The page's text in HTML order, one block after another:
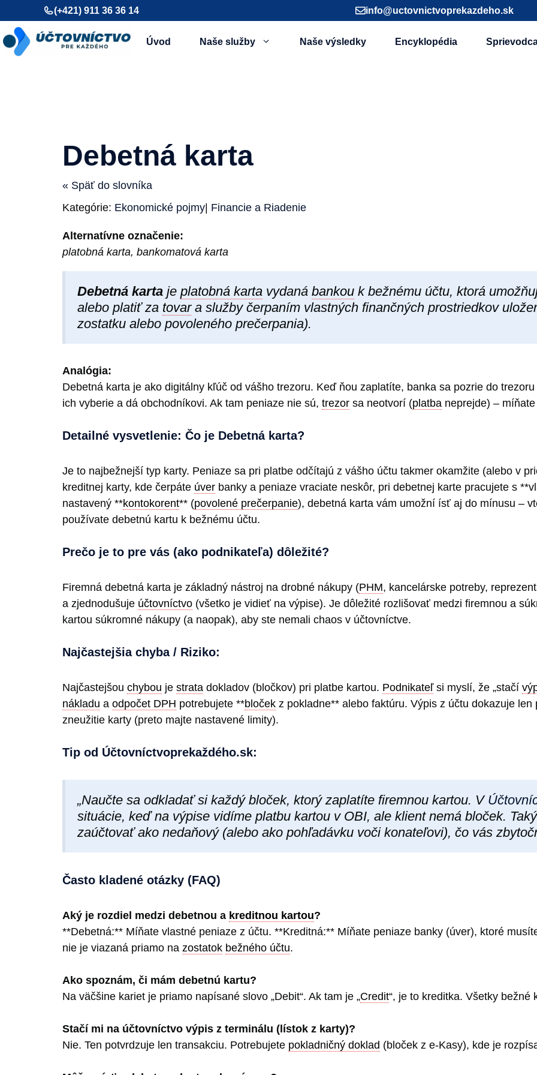
Preskočiť
na
obsah
(+421) 911 36 36 14 info@uctovnictvoprekazdeho.sk
Úvod Naše služby Naše výsledky Encyklopédia
Debetná karta
« Späť do slovníka
Kategórie: Ekonomické pojmy Financie a Riadenie
Alternatívne označenie:
platobná karta, bankomatová karta
Debetná karta je platobná karta vydaná bankou k bežnému účtu, ktorá
alebo platiť za tovara služby čerpaním vlastných finančných prostriedkov
zostatku alebo povoleného prečerpania).
Analógia:
Debetná karta je ako digitálny kľúč od vášho trezoru. Keď ňou zaplatíte, banka sa pozrie do
ich vyberie a dá obchodníkovi. Ak tam peniaze nie sú, trezor sa neotvorí (platba neprejde) –
Detailné vysvetlenie: Čo je Debetná karta?
Je to najbežnejší typ karty. Peniaze sa pri platbe odčítajú z vášho účtu takmer okamžite (alebo v
kreditnej karty, kde čerpáte úver banky a peniaze vraciate neskôr, pri debetnej karte pracujete s
nastavený **kontokorent** (povolené prečerpanie), debetná karta vám umožní ísť aj do mínusu –
používate debetnú kartu k bežnému účtu.
Prečo je to pre vás (ako podnikateľa) dôležité?
Firemná debetná karta je základný nástroj na drobné nákupy (PHM, kancelárske potreby,
a zjednodušuje účtovníctvo (všetko je vidieť na výpise). Je dôležité rozlišovať medzi firemnou a
kartou súkromné nákupy (a naopak), aby ste nemali chaos v účtovníctve.
Najčastejšia chyba / Riziko:
Najčastejšou chybou je strata dokladov (bločkov) pri platbe kartou. Podnikateľsi myslí, že „stačí
nákladu a odpočet DPH potrebujete **bloček z pokladne** alebo faktúru. Výpis z účtu dokazuje
zneužitie karty (preto majte nastavené limity).
Tip od Účtovníctvoprekaždéh​o.sk:
„Naučte sa odkladať si každý bloček, ktorý zaplatíte firemnou kartou. V
situácie, keď na výpise vidíme platbu kartou v OBI, ale klient nemá bloček.
zaúčtovať ako nedaňový (alebo ako pohľadávku voči konateľovi), čo vás
Často kladené otázky (FAQ)
Aký je rozdiel medzi debetnou a kreditnou kartou?
**Debetná:** Míňate vlastné peniaze z účtu. **Kreditná:** Míňate peniaze banky (úver), ktoré
nie je viazaná priamo na zostatok bežného účtu.
Ako spoznám, či mám debetnú kartu?
Na väčšine kariet je priamo napísané slovo „Debit“. Ak tam je „Credit“, je to kreditka. Všetky bežné
Stačí mi na účtovníctvo výpis z terminálu (lístok z karty)?
Nie. Ten potvrdzuje len transakciu. Potrebujete pokladničný doklad (bloček z e-Kasy), kde je